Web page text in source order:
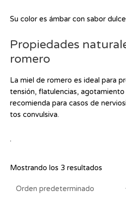
Su color es ámbar con sabor
Propiedades
romero
La miel de romero es ideal para
tensión, flatulencias,
recomienda para casos de
tos convulsiva.
.
Mostrando los 3 resultados